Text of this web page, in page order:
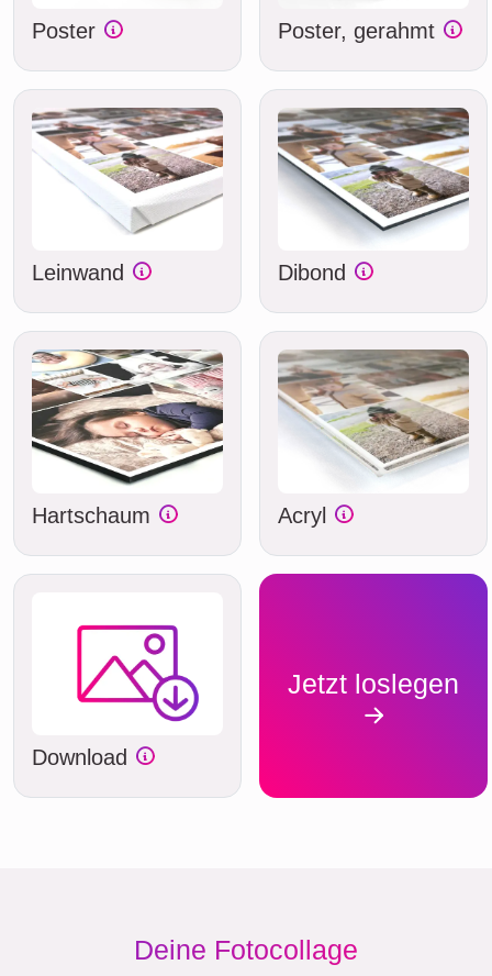
Poster Poster, gerahmt
Leinwand Dibond
Hartschaum Acryl
Download
Jetzt loslegen
Deine Fotocollage